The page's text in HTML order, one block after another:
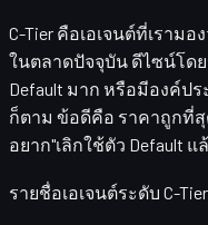
C-Tier คือเอเจนต์ที่เราม
ในตลาดปัจจุบัน ดีไซน์โด
Default มาก หรือมีองค์ป
ก็ตาม ข้อดีคือ ราคาถูกที่
อยาก"เลิกใช้ตัว Default แ
รายชื่อเอเจนต์ระดับ C-